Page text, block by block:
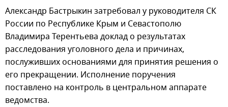
Александр Бастрыкин затребовал у руководителя СК
России по Республике Крым и Севастополю
Владимира Терентьева доклад о результатах
расследования уголовного дела и причинах,
послуживших основаниями для принятия решения о
его прекращении. Исполнение поручения
поставлено на контроль в центральном аппарате
ведомства.